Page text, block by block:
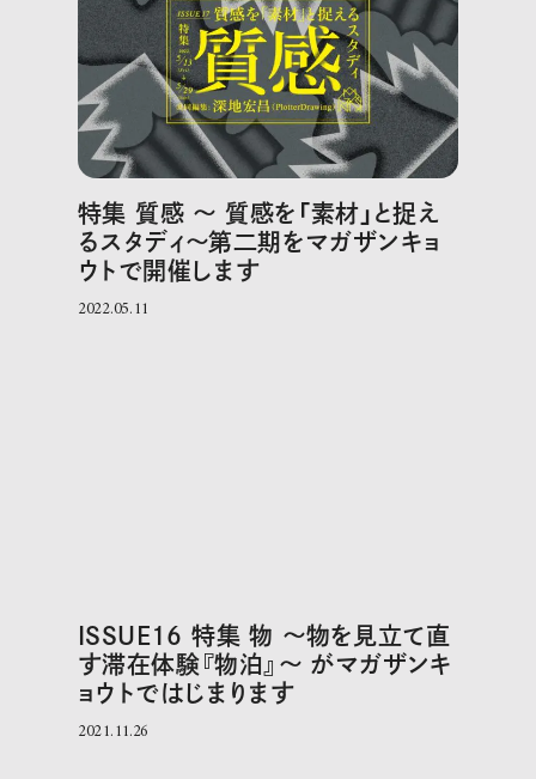
特集 質感 〜 質感を「素材」と捉え
るスタディ〜第二期をマガザンキョ
ウトで開催します
2022.05.11
ISSUE16 特集 物 〜物を見立て直
す滞在体験『物泊』〜 がマガザンキ
ョウトではじまります
2021.11.26